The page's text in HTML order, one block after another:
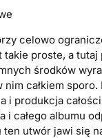
celowo
takie proste, a tutaj
środków
nim całkiem
i produkcja
i całego albumu
ten utwór jawi się